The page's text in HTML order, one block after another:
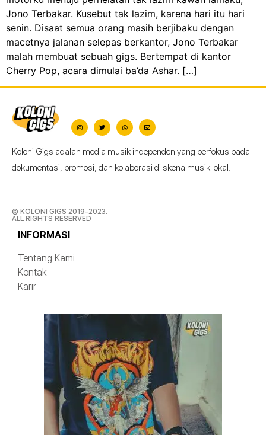
Jono Terbakar. Kusebut tak lazim, karena hari itu hari
senin. Disaat semua orang masih berjibaku dengan
macetnya jalanan selepas berkantor, Jono Terbakar
malah membuat sebuah gigs. Bertempat di kantor
Cherry Pop, acara dimulai ba’da Ashar. […]
Koloni Gigs adalah media musik independen yang berfokus pada
dokumentasi, promosi, dan kolaborasi di skena musik lokal.
© KOLONI GIGS 2019-2023.
ALL RIGHTS RESERVED
INFORMASI
Tentang Kami
Kontak
Karir